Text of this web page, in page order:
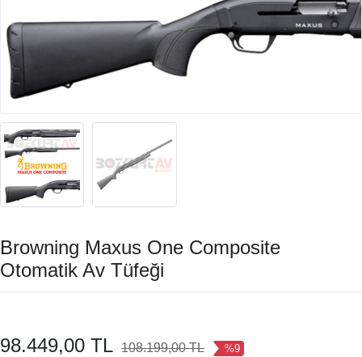
Browning Maxus One Composite
Otomatik Av Tüfeği
98.449,00 TL 108.199,00 TL %9